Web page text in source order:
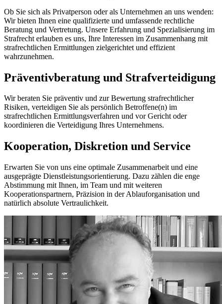
Ob Sie sich als Privatperson oder als Unternehmen an uns wenden:
Wir bieten Ihnen eine qualifizierte und umfassende rechtliche
Beratung und Vertretung. Unsere Erfahrung und Spezialisierung im
Strafrecht erlauben es uns, Ihre Interessen im Zusammenhang mit
strafrechtlichen Ermittlungen zielgerichtet und effizient
wahrzunehmen.
Präventivberatung und Strafverteidigung
Wir beraten Sie präventiv und zur Bewertung strafrechtlicher
Risiken, verteidigen Sie als persönlich Betroffene(n) im
strafrechtlichen Ermittlungsverfahren und vor Gericht oder
koordinieren die Verteidigung Ihres Unternehmens.
Kooperation, Diskretion und Service
Erwarten Sie von uns eine optimale Zusammenarbeit und eine
ausgeprägte Dienstleistungsorientierung. Dazu zählen die enge
Abstimmung mit Ihnen, im Team und mit weiteren
Kooperationspartnern, Präzision in der Ablauforganisation und
natürlich absolute Vertraulichkeit.